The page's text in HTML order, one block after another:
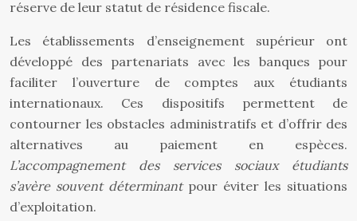
réserve de leur statut de résidence fiscale.
Les établissements d’enseignement supérieur ont
développé des partenariats avec les banques pour
faciliter l’ouverture de comptes aux étudiants
internationaux. Ces dispositifs permettent de
contourner les obstacles administratifs et d’offrir des
alternatives au paiement en espèces.
L’accompagnement des services sociaux étudiants
s’avère souvent déterminantpour éviter les situations
d’exploitation.